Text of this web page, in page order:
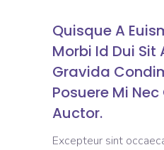
Quisque A
Morbi Id Dui Sit
Gravida
Posuere Mi
Auctor.
Excepteur sint